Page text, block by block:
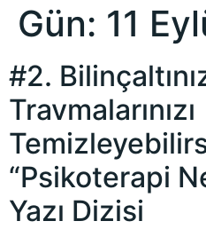
Gün: 11
#2.
Travmalarınızı
“Psikoterapi
Yazı Dizisi